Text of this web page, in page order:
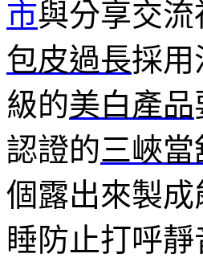
市與分享交
包皮過長採用
級的美白產品
認證的三峽當
個露出來製成
睡防止打呼